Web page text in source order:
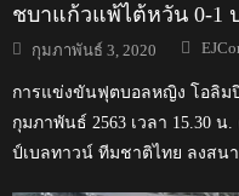
ชบาแก้วแพ้ไต้หวัน 0-1
Posted
on
กุมภาพันธ์ 3, 2020 Author
การแข่งขันฟุตบอลหญิง โอลิม
กุมภาพันธ์ 2563 เวลา 15.30
ป์เบลทาวน์ ทีมชาติไทย ลงสน